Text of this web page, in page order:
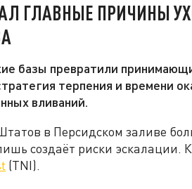
ГЛАВНЫЕ ПРИЧИНЫ
базы превратили
терпения и времени
вливаний.
в Персидском заливе
создаёт риски эскалации.
(TNI).